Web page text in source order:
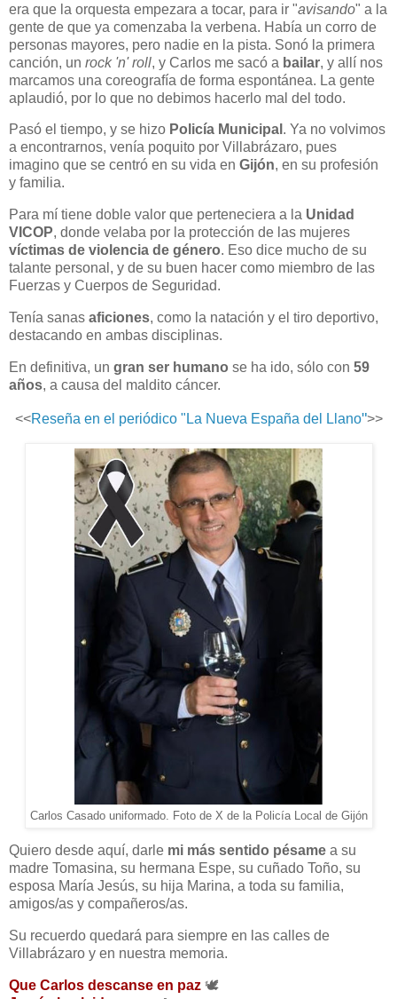
era que la orquesta empezara a tocar, para ir "avisando" a la
gente de que ya comenzaba la verbena. Había un corro de
personas mayores, pero nadie en la pista. Sonó la primera
canción, un rock 'n' roll, y Carlos me sacó a bailar, y allí nos
marcamos una coreografía de forma espontánea. La gente
aplaudió, por lo que no debimos hacerlo mal del todo.
Pasó el tiempo, y se hizo Policía Municipal . Ya no volvimos
a encontrarnos, venía poquito por Villabrázaro, pues
imagino que se centró en su vida en Gijón, en su profesión
y familia.
Para mí tiene doble valor que perteneciera a la Unidad
VICOP, donde velaba por la protección de las mujeres
víctimas de violencia de género. Eso dice mucho de su
talante personal, y de su buen hacer como miembro de las
Fuerzas y Cuerpos de Seguridad.
Tenía sanas aficiones, como la natación y el tiro deportivo,
destacando en ambas disciplinas.
En definitiva, un gran ser humano se ha ido, sólo con 59
años, a causa del maldito cáncer.
<<Reseña en el periódico "La Nueva España del Llano">>
Carlos Casado uniformado. Foto de X de la Policía Local de Gijón
Quiero desde aquí, darle mi más sentido pésame a su
madre Tomasina, su hermana Espe, su cuñado Toño, su
esposa María Jesús, su hija Marina, a toda su familia,
amigos/as y compañeros/as.
Su recuerdo quedará para siempre en las calles de
Villabrázaro y en nuestra memoria.
Que Carlos descanse en paz 🕊️